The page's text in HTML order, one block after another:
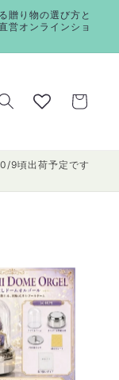
贈り物の選び方と
営オンラインショ
ー
9頃出荷予定です